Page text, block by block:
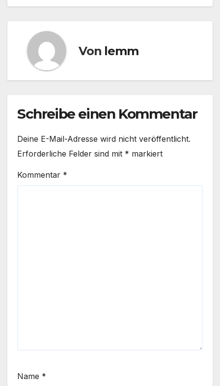
Von lemm
Schreibe einen Kommentar
Deine E-Mail-Adresse wird nicht veröffentlicht.
Erforderliche Felder sind mit * markiert
Kommentar *
Name *